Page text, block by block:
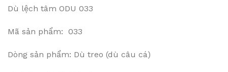
Dù lệch tâm ODU 033
Mã sản phẩm: 033
Dòng sản phẩm: Dù treo (dù câu cá)